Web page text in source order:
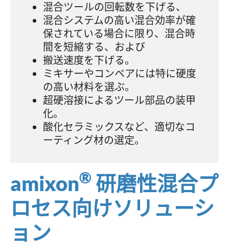
混合ツールの回転数を下げる、
混合システムの高い混合効率が確
保されている場合に限り、混合時
間を短縮する、および
搬送速度を下げる。
ミキサーやコンベアには特に硬度
の高い材料を選ぶ。
超硬溶接によるツール部品の装甲
化。
酸化セラミックスなど、適切なコ
ーティング材の選定。
amixon® 研磨性混合プ
ロセス向けソリューシ
ョン